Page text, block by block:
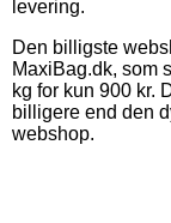
levering.
Den billigste
MaxiBag.dk, som
kg for kun 900 kr.
billigere end den
webshop.